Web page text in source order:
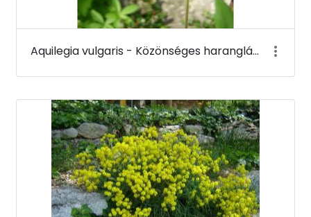
Aquilegia vulgaris - Közönséges harangláb - Budai Arborétum